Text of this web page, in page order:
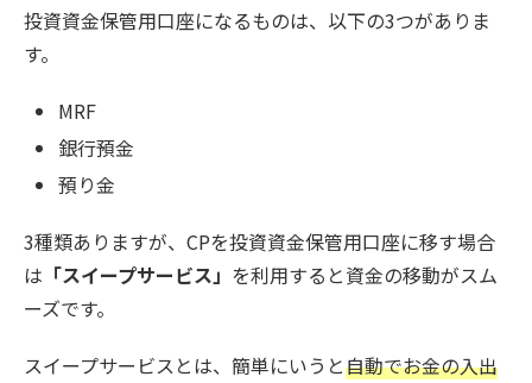
投資資金保管用口座になるものは、以下の3つがありま
す。
MRF
銀行預金
預り金
3種類ありますが、CPを投資資金保管用口座に移す場合
は 「スイープサービス」 を利用すると資金の移動がスム
ーズです。
スイープサービスとは、簡単にいうと自動でお金の入出